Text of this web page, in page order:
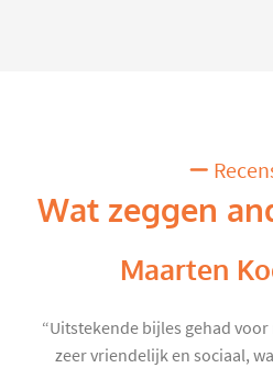
Wat zeggen
Maarten
“Uitstekende bijles gehad
zeer vriendelijk en sociaal,